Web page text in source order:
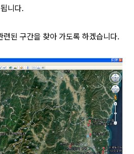
니다.
된 구간을 찾아 가도록 하겠습니다.